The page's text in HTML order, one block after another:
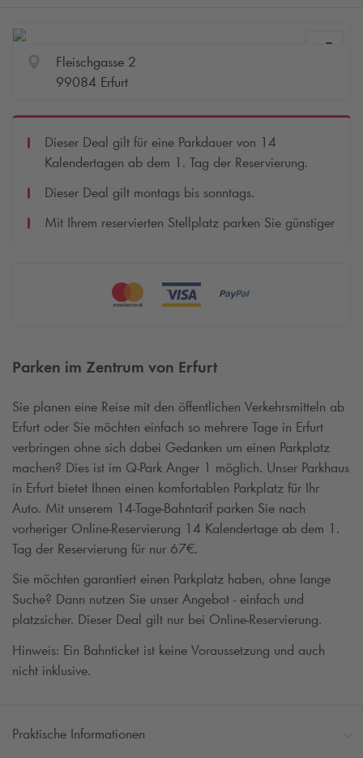
Parken im Zentrum von Erfurt
Sie planen eine Reise mit den öffentlichen Verkehrsmitteln ab
Erfurt oder Sie möchten einfach so mehrere Tage in Erfurt
verbringen ohne sich dabei Gedanken um einen Parkplatz
machen? Dies ist im Q-Park Anger 1 möglich. Unser Parkhaus
in Erfurt bietet Ihnen einen komfortablen Parkplatz für Ihr
Auto. Mit unserem 14-Tage-Bahntarif parken Sie nach
vorheriger Online-Reservierung 14 Kalendertage ab dem 1.
Tag der Reservierung für nur 67€.
Sie möchten garantiert einen Parkplatz haben, ohne lange
Suche? Dann nutzen Sie unser Angebot - einfach und
platzsicher. Dieser Deal gilt nur bei Online-Reservierung.
Hinweis: Ein Bahnticket ist keine Voraussetzung und auch
nicht inklusive.
Fleischgasse 2
99084 Erfurt
Dieser Deal gilt für eine Parkdauer von 14
Kalendertagen ab dem 1. Tag der Reservierung.
Dieser Deal gilt montags bis sonntags.
Mit Ihrem reservierten Stellplatz parken Sie günstiger
Praktische Informationen